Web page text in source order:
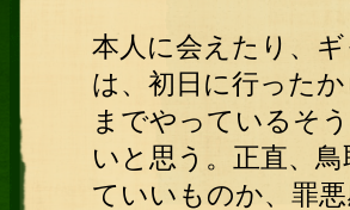
本人に会えたり、
は、初日に行った
までやっているそ
いと思う。正直、
ていいものか、罪